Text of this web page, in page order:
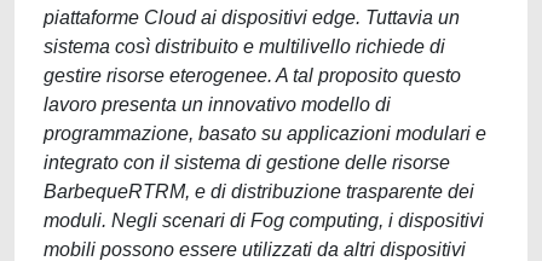
piattaforme Cloud ai dispositivi edge. Tuttavia un
sistema così distribuito e multilivello richiede di
gestire risorse eterogenee. A tal proposito questo
lavoro presenta un innovativo modello di
programmazione, basato su applicazioni modulari e
integrato con il sistema di gestione delle risorse
BarbequeRTRM, e di distribuzione trasparente dei
moduli. Negli scenari di Fog computing, i dispositivi
mobili possono essere utilizzati da altri dispositivi